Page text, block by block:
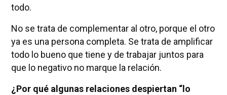
todo.
No se trata de complementar al otro, porque el otro
ya es una persona completa. Se trata de amplificar
todo lo bueno que tiene y de trabajar juntos para
que lo negativo no marque la relación.
¿Por qué algunas relaciones despiertan “lo